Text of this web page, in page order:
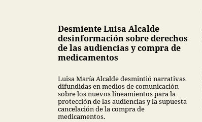
Desmiente Luisa Alcalde
desinformación sobre derechos
de las audiencias y compra de
medicamentos
Luisa María Alcalde desmintió narrativas
difundidas en medios de comunicación
sobre los nuevos lineamientos para la
protección de las audiencias y la supuesta
cancelación de la compra de
medicamentos.